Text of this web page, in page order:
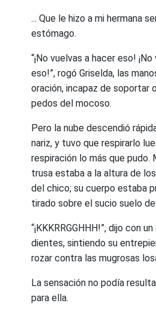
... Que le hizo a mi hermana
estómago.
“¡No vuelvas a hacer eso!
eso!”, rogó Griselda, las
oración, incapaz de soportar
pedos del mocoso.
Pero la nube descendió
nariz, y tuvo que respirarlo
respiración lo más que pudo.
trusa estaba a la altura de
del chico; su cuerpo estaba
tirado sobre el sucio suelo
“¡KKKRRGGHHH!”, dijo con
dientes, sintiendo su
rozar contra las mugrosas
La sensación no podía
para ella.